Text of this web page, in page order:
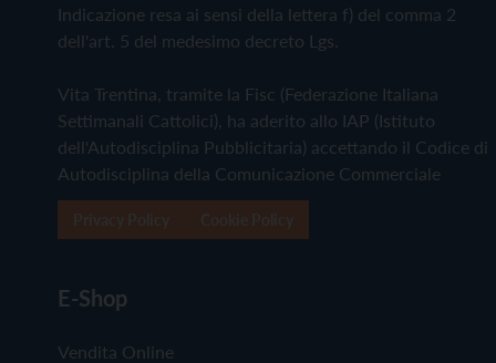
Indicazione resa ai sensi della lettera f) del comma 2
dell'art. 5 del medesimo decreto Lgs.
Vita Trentina, tramite la Fisc (Federazione Italiana
Settimanali Cattolici), ha aderito allo IAP (Istituto
dell'Autodisciplina Pubblicitaria) accettando il Codice di
Autodisciplina della Comunicazione Commerciale
E-Shop
Vendita Online